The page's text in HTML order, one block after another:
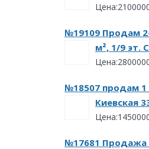
№19109 Продам
м², 1/9 эт.
№18507 продам 1
Киевская
№17681 Продажа